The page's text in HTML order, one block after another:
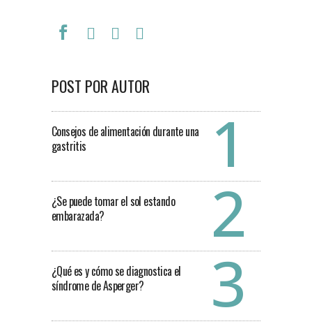
POST POR AUTOR
Consejos de alimentación durante una
gastritis
¿Se puede tomar el sol estando
embarazada?
¿Qué es y cómo se diagnostica el
síndrome de Asperger?